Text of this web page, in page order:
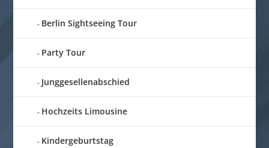
Berlin Sightseeing Tour
Party Tour
Junggesellenabschied
Hochzeits Limousine
Kindergeburtstag